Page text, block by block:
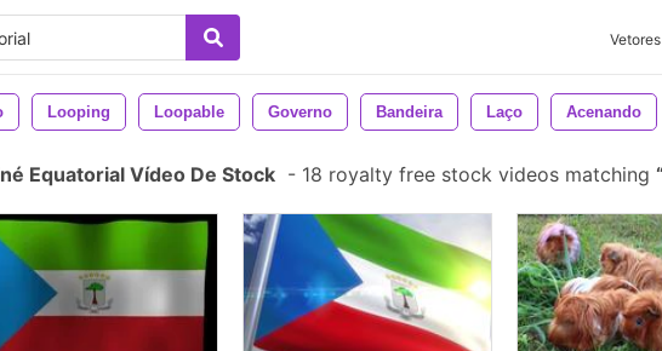
Vetores
Looping Loopable Governo Bandeira Laço Acenando
Equatorial Vídeo De Stock - 18 royalty free stock videos matching